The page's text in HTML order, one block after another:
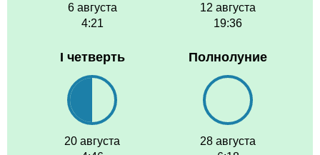
6 августа
4:21
12 августа
19:36
I четверть
20 августа
Полнолуние
28 августа